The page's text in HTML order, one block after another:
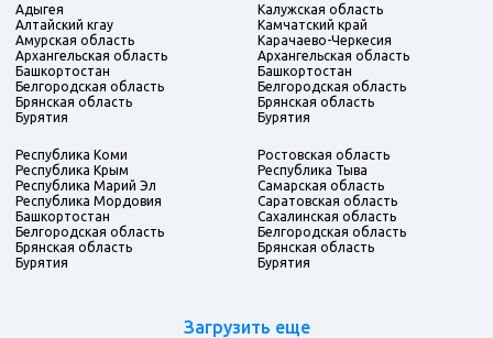
Адыгея
Алтайский кray
Амурская область
Архангельская область
Башкортостан
Белгородская область
Брянская область
Бурятия
Калужская область
Камчатский край
Карачаево-Черкесия
Архангельская область
Башкортостан
Белгородская область
Брянская область
Бурятия
Республика Коми
Республика Крым
Республика Марий Эл
Республика Мордовия
Башкортостан
Белгородская область
Брянская область
Бурятия
Ростовская область
Республика Тыва
Самарская область
Саратовская область
Сахалинская область
Белгородская область
Брянская область
Бурятия
Загрузить еще